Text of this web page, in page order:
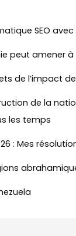
SEO avec
peut amener
de l’impact de
de la
les temps
: Mes